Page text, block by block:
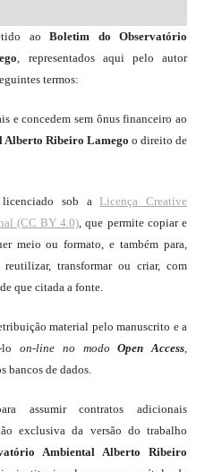
aoBoletim do Observatório
, representados aqui pelo autor
termos:
e concedem sem ônus financeiro ao
Alberto Ribeiro Lamegoo direito de
licenciado sob a Licença Creative
(CC BY 4.0) , que permite copiar e
meio ou formato, e também para,
transformar ou criar, com
que citada a fonte.
material pelo manuscrito e a
lo on-line no modo Open Access
bancos de dados.
assumir contratos adicionais
exclusiva da versão do trabalho
Ambiental Alberto Ribeiro